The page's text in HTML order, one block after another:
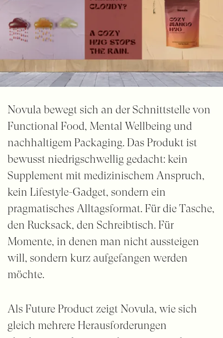
Novula bewegt sich an der Schnittstelle von
Functional Food, Mental Wellbeing und
nachhaltigem Packaging. Das Produkt ist
bewusst niedrigschwellig gedacht: kein
Supplement mit medizinischem Anspruch,
kein Lifestyle-Gadget, sondern ein
pragmatisches Alltagsformat. Für die Tasche,
den Rucksack, den Schreibtisch. Für
Momente, in denen man nicht aussteigen
will, sondern kurz aufgefangen werden
möchte.
Als Future Product zeigt Novula, wie sich
gleich mehrere Herausforderungen